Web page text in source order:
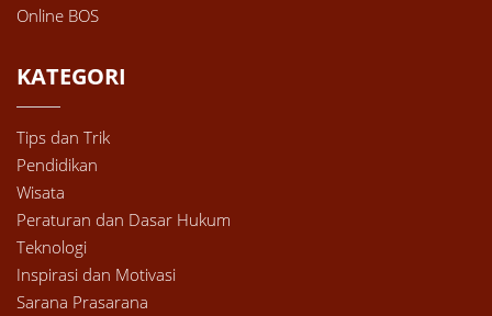
Online BOS
KATEGORI
Tips dan Trik
Pendidikan
Wisata
Peraturan dan Dasar Hukum
Teknologi
Inspirasi dan Motivasi
Sarana Prasarana